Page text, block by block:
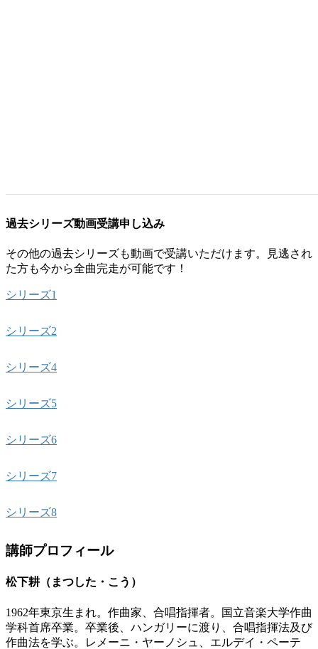
過去シリーズ動画受講申し込み
その他の過去シリーズも動画で受講いただけます。見逃され
た方も今から全曲完走が可能です！
シリーズ1
シリーズ2
シリーズ4
シリーズ5
シリーズ6
シリーズ7
シリーズ8
講師プロフィール
松下耕（まつした・こう）
1962年東京生まれ。作曲家、合唱指揮者。国立音楽大学作曲
学科首席卒業。卒業後、ハンガリーに渡り、合唱指揮法及び
作曲法を学ぶ。レメーニ・ヤーノシュ、エルデイ・ペーテ